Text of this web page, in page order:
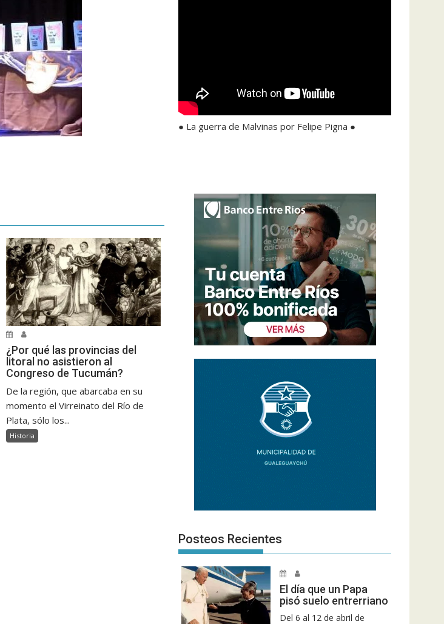
¿Por qué las provincias del
litoral no asistieron al
Congreso de Tucumán?
De la región, que abarcaba en su
momento el Virreinato del Río de
Plata, sólo los...
Historia
● La guerra de Malvinas por Felipe Pigna ●
Posteos Recientes
El día que un Papa
pisó suelo entrerriano
Del 6 al 12 de abril de